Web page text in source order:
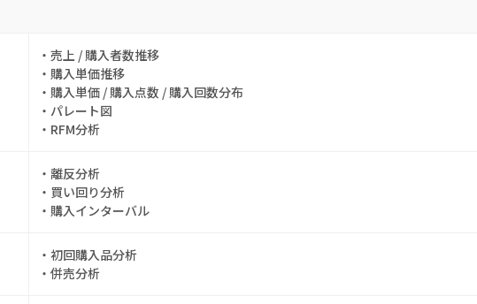
・売上 / 購入者数推移
・購入単価推移
・購入単価 / 購入点数 / 購入回数分布
・パレート図
・RFM分析
・離反分析
・買い回り分析
・購入インターバル
・初回購入品分析
・併売分析